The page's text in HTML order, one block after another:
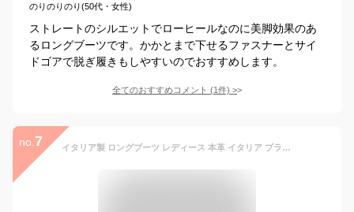
のりのりのり(50代・女性)
ストレートのシルエットでローヒールなのに美脚効果のあ
るロングブーツです。かかとまで下せるファスナーとサイ
ドゴアで脱ぎ履きもしやすいのでおすすめします。
全てのおすすめコメント (1件) >
no. 7 イタリア製 ロングブーツ レディース 本革 イタリア ブランド 疲れない 筒周り ゆったり ブーツ ストレッチ ブーツ ロング 暖かい 冬 ムートン ローヒール ミドル ヒール 黒 ブラック 茶色 キャメル ブラウン サイドジップ 防寒 ジョッキーブーツ 大きいサイズ 25.5cm 26cm